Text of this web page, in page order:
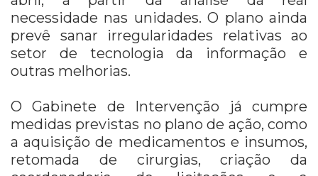
necessidade nas unidades. O plano ainda
prevê sanar irregularidades relativas ao
setor de tecnologia da informação e
outras melhorias.
O Gabinete de Intervenção já cumpre
medidas previstas no plano de ação, como
a aquisição de medicamentos e insumos,
retomada de cirurgias, criação da